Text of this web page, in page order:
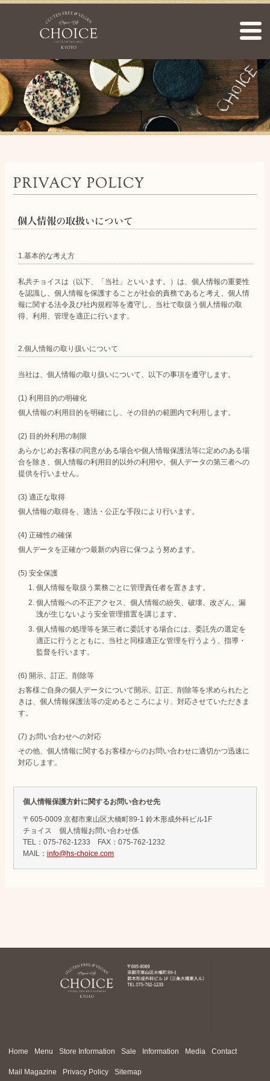
1.基本的な考え方
私共チョイスは（以下、「当社」といいます。）は、個人情報の重要性
を認識し、個人情報を保護することが社会的責務であると考え、個人情
報に関する法令及び社内規程等を遵守し、当社で取扱う個人情報の取
得、利用、管理を適正に行います。
2.個人情報の取り扱いについて
当社は、個人情報の取り扱いについて、以下の事項を遵守します。
(1) 利用目的の明確化
個人情報の利用目的を明確にし、その目的の範囲内で利用します。
(2) 目的外利用の制限
あらかじめお客様の同意がある場合や個人情報保護法等に定めのある場
合を除き、個人情報の利用目的以外の利用や、個人データの第三者への
提供を行いません。
(3) 適正な取得
個人情報の取得を、適法・公正な手段により行います。
(4) 正確性の確保
個人データを正確かつ最新の内容に保つよう努めます。
(5) 安全保護
個人情報を取扱う業務ごとに管理責任者を置きます。
個人情報への不正アクセス、個人情報の紛失、破壊、改ざん、漏
洩が生じないよう安全管理措置を講じます。
個人情報の処理等を第三者に委託する場合には、委託先の選定を
適正に行うとともに、当社と同様適正な管理を行うよう、指導・
監督を行います。
(6) 開示、訂正、削除等
お客様ご自身の個人データについて開示、訂正、削除等を求められたと
きは、個人情報保護法等の定めるところにより、対応させていただきま
す。
(7) お問い合わせへの対応
その他、個人情報に関するお客様からのお問い合わせに適切かつ迅速に
対応します。
個人情報保護方針に関するお問い合わせ先
〒605-0009 京都市東山区大橋町89-1 鈴木形成外科ビル1F
チョイス 個人情報お問い合わせ係
TEL：075-762-1233 FAX：075-762-1232
MAIL： info@hs-choice.com
Home Menu Store Information Sale Information Media Contact
Mail Magazine Privacy Policy Sitemap